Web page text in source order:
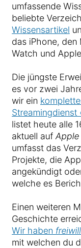
umfassende
beliebte
Wissensartikel
das iPhone, den
Watch und
Die jüngste
es vor zwei
wir ein
Streamingdienst
listet heute alle
aktuell auf Apple
umfasst das
Projekte, die
angekündigt
welche es
Einen weiteren
Geschichte
Wir haben
mit welchen du